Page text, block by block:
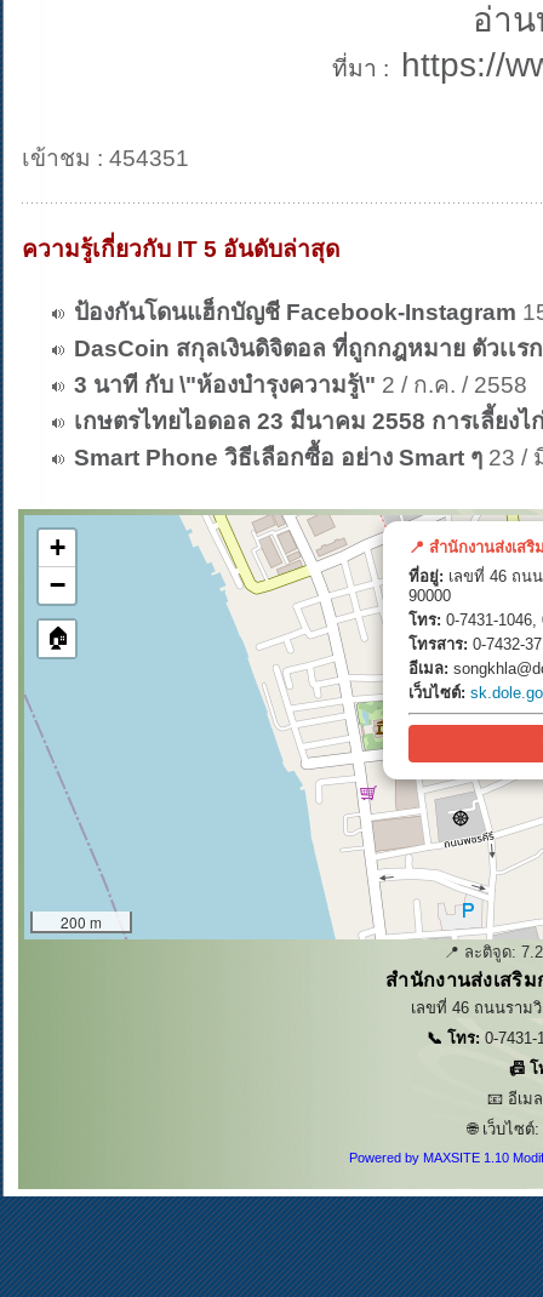
อ่า
ที่มา : https://
เข้าชม : 454351
ความรู้เกี่ยวกับ IT 5 อันดับล่าสุด
ป้องกันโดนแฮ็กบัญชี Facebook-Instagram
DasCoin สกุลเงินดิจิตอล ที่ถูกกฎหมาย ตัวเเร
3 นาที กับ \"ห้องบำรุงความรู้\" 2 / ก.ค. / 2558
เกษตรไทยไอดอล 23 มีนาคม 2558 การเลี้ยงไ
Smart Phone วิธีเลือกซื้อ อย่าง Smart ๆ 23 /
📍 สำนักงานส่งเส
ที่อยู่: เลขที่ 46 ถน
90000
โทร: 0-7431-1046,
โทรสาร: 0-7432-
อีเมล:
เว็บไซต์:
+
−
🏠
200 m
📍 ละติจูด:
สำนักงานส่งเสริ
เลขที่ 46 ถนนราม
📞 โทร:0-7431-
📠 โ
📧 อีเม
🌐 เว็บไซต์:
Powered by MAXSITE 1.10